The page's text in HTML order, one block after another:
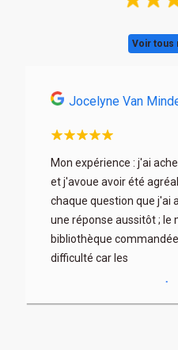
Voir tous
Jocelyne Van
Mon expérience : j'ai
et j'avoue avoir été
chaque question que j'ai
une réponse aussitôt ; le
bibliothèque
difficulté car les